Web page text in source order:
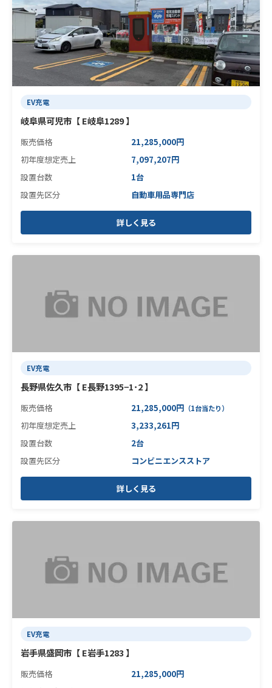
EV充電
岐阜県可児市【 E岐阜1289 】
販売価格
21,285,000円
初年度想定売上
7,097,207円
設置台数
1台
設置先区分
自動車用品専門店
詳しく見る
EV充電
長野県佐久市【 E長野1395−1･2 】
販売価格 21,285,000円 （1台当たり）
初年度想定売上
3,233,261円
設置台数
2台
設置先区分
コンビニエンスストア
詳しく見る
EV充電
岩手県盛岡市【 E岩手1283 】
販売価格
21,285,000円